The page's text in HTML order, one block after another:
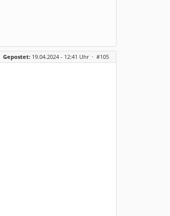
Gepostet: 19.04.2024 - 12:41 Uhr · #105